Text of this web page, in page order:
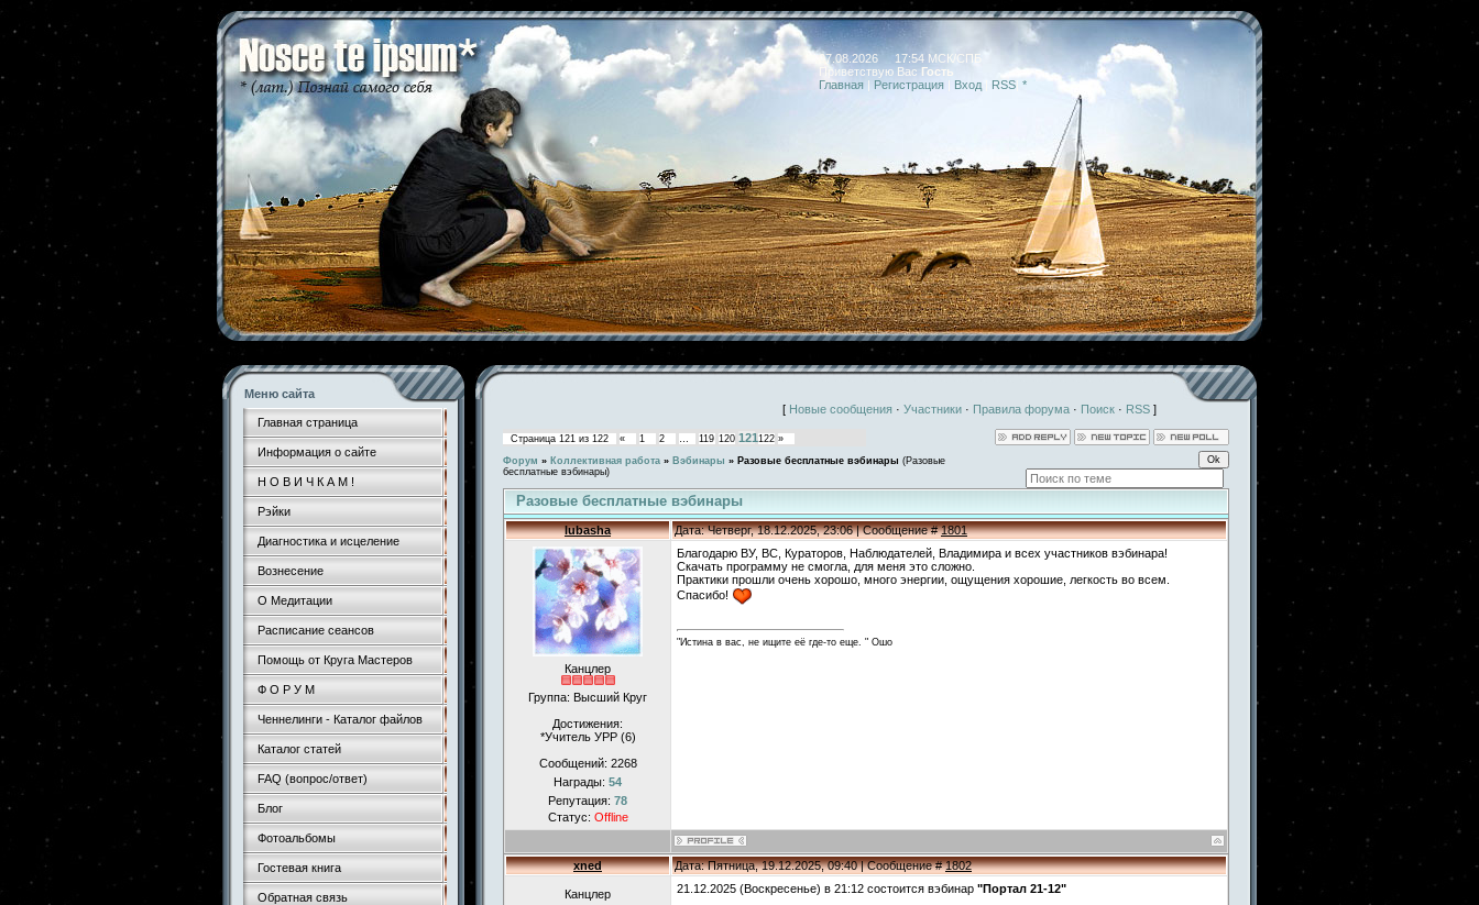
07.08.2026 17:54 МСК/СПБ
Приветствую Вас Гость
Главная | Регистрация | Вход RSS *
Меню сайта
Главная страница
Информация о сайте
Н О В И Ч К А М !
Рэйки
Диагностика и исцеление
Вознесение
О Медитации
Расписание сеансов
Помощь от Круга Мастеров
Ф О Р У М
Ченнелинги - Каталог файлов
Каталог статей
FAQ (вопрос/ответ)
Блог
Фотоальбомы
Гостевая книга
Обратная связь
[ Новые сообщения · Участники · Правила форума · Поиск · RSS ]
Страница 121 из 122 « 1 2 … 119 120 121122 »
Форум » Коллективная работа » Вэбинары » Разовые бесплатные вэбинары (Разовые
бесплатные вэбинары)
Разовые бесплатные вэбинары
lubasha Дата: Четверг, 18.12.2025, 23:06 | Сообщение #1801
Канцлер
Группа: Высший Круг
Достижения:
*Учитель УРР (6)
Сообщений: 2268
Награды: 54
Репутация: 78
Статус: Offline
Благодарю ВУ, ВС, Кураторов, Наблюдателей, Владимира и всех участников вэбинара!
Скачать программу не смогла, для меня это сложно.
Практики прошли очень хорошо, много энергии, ощущения хорошие, легкость во всем.
Спасибо!
"Истина в вас, не ищите её где-то еще. " Ошо
xned Дата: Пятница, 19.12.2025, 09:40 | Сообщение #1802
Канцлер
21.12.2025 (Воскресенье) в 21:12 состоится вэбинар "Портал 21-12"